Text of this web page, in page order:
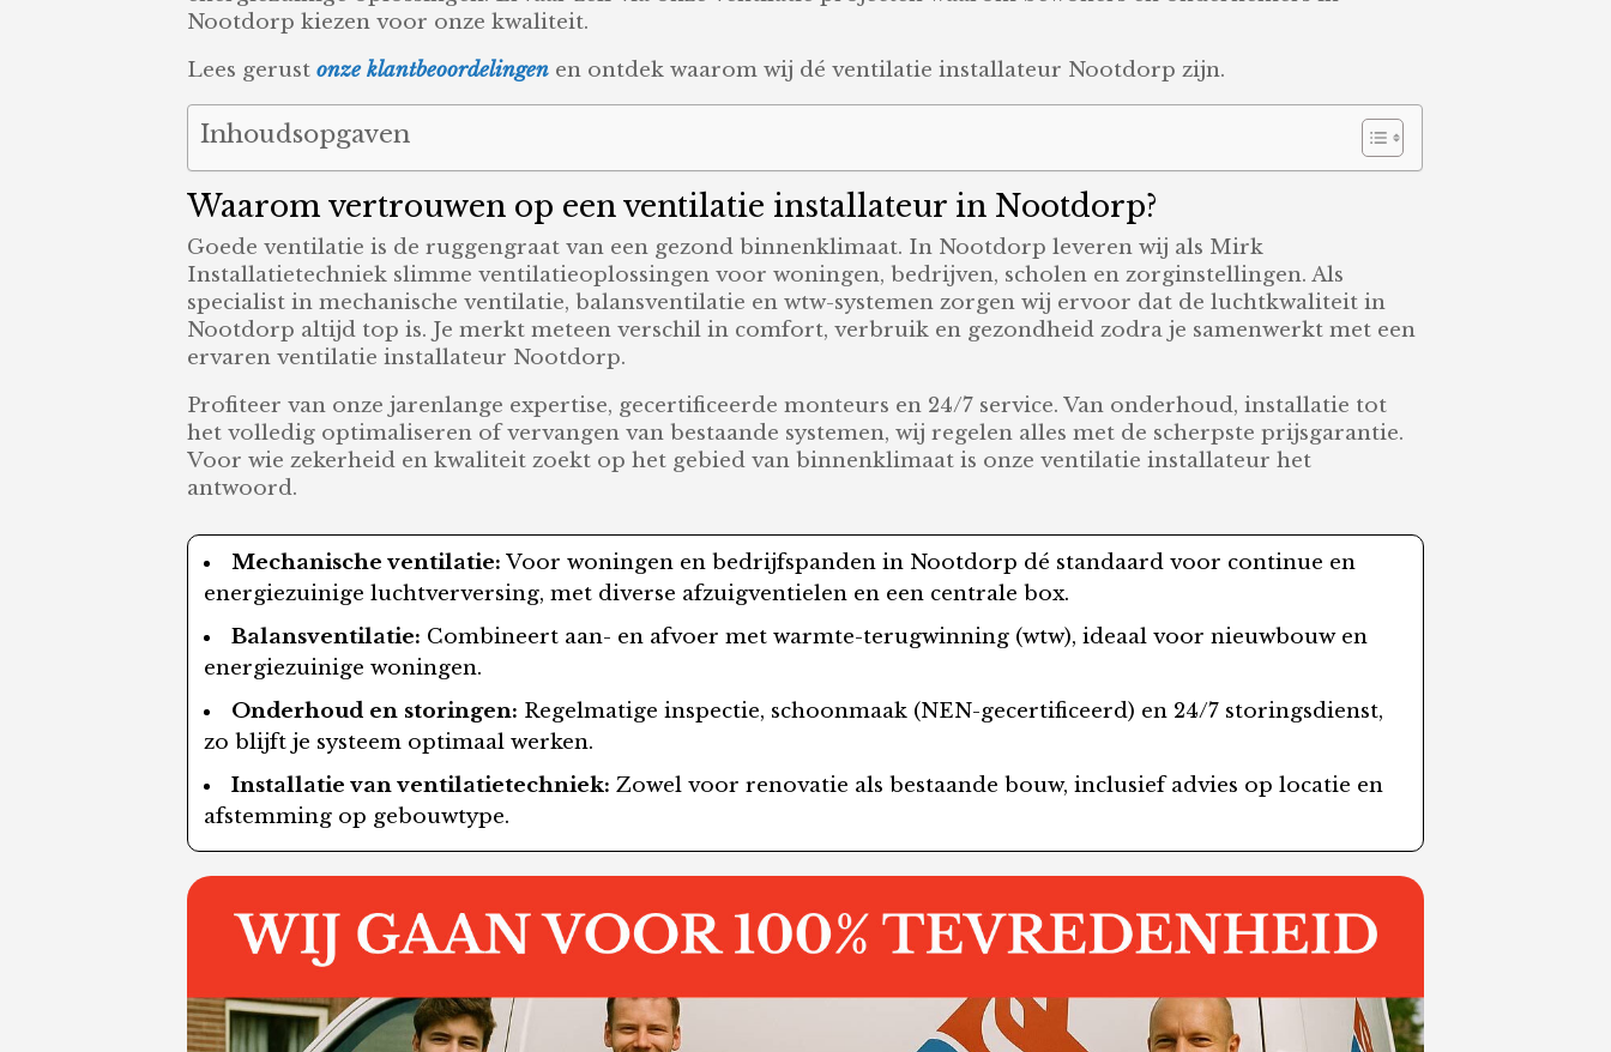
Nootdorp kiezen voor onze kwaliteit.
Lees gerustonze klantbeoordelingen en ontdek waarom wij dé ventilatie installateur Nootdorp zijn.
Inhoudsopgaven
Waarom vertrouwen op een ventilatie installateur in Nootdorp?
Goede ventilatie is de ruggengraat van een gezond binnenklimaat. In Nootdorp leveren wij als Mirk
Installatietechniek slimme ventilatieoplossingen voor woningen, bedrijven, scholen en zorginstellingen. Als
specialist in mechanische ventilatie, balansventilatie en wtw-systemen zorgen wij ervoor dat de luchtkwaliteit in
Nootdorp altijd top is. Je merkt meteen verschil in comfort, verbruik en gezondheid zodra je samenwerkt met een
ervaren ventilatie installateur Nootdorp.
Profiteer van onze jarenlange expertise, gecertificeerde monteurs en 24/7 service. Van onderhoud, installatie tot
het volledig optimaliseren of vervangen van bestaande systemen, wij regelen alles met de scherpste prijsgarantie.
Voor wie zekerheid en kwaliteit zoekt op het gebied van binnenklimaat is onze ventilatie installateur het
antwoord.
Mechanische ventilatie: Voor woningen en bedrijfspanden in Nootdorp dé standaard voor continue en
energiezuinige luchtverversing, met diverse afzuigventielen en een centrale box.
Balansventilatie: Combineert aan- en afvoer met warmte-terugwinning (wtw), ideaal voor nieuwbouw en
energiezuinige woningen.
Onderhoud en storingen: Regelmatige inspectie, schoonmaak (NEN-gecertificeerd) en 24/7 storingsdienst,
zo blijft je systeem optimaal werken.
Installatie van ventilatietechniek: Zowel voor renovatie als bestaande bouw, inclusief advies op locatie en
afstemming op gebouwtype.